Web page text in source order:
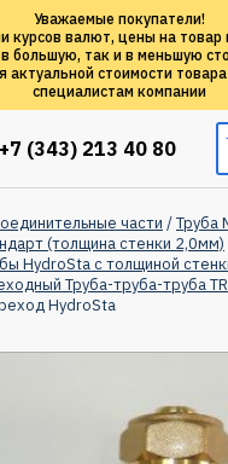
Уважаемые покупатели!
курсов валют, цены на
большую, так и в меньшую
актуальной стоимости
специалистам компании
+7 (343) 213 40 80
части /Труба
(толщина стенки 2,0мм)
HydroSta с толщиной
Труба-труба-труба TR
HydroSta